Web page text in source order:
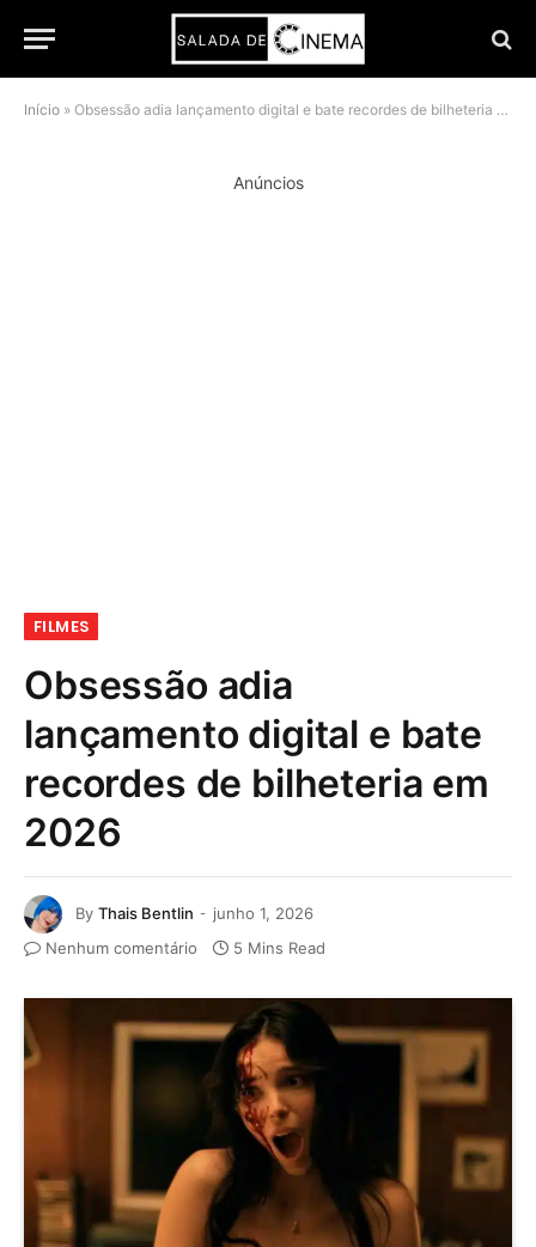
Início » Obsessão adia lançamento digital e bate recordes de bilheteria em 2026
Anúncios
FILMES
Obsessão adia
lançamento digital e bate
recordes de bilheteria em
2026
By Thais Bentlin
junho 1, 2026
Nenhum comentário
5 Mins Read